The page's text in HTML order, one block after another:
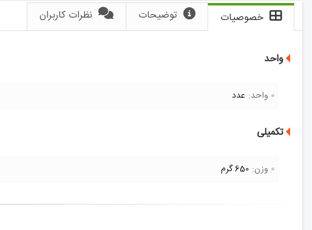
خصوصیات توضیحات نظرات کاربران
واحد
واحد: عدد
تکمیلی
وزن: 650 گرم